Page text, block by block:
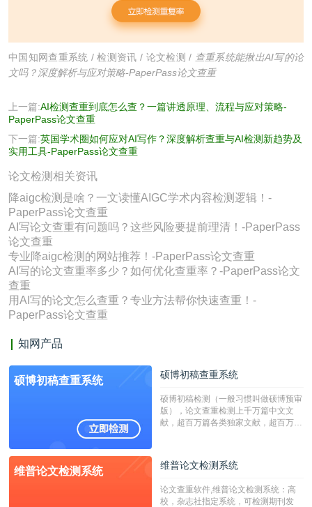
中国知网查重系统 /检测资讯 / 论文检测 / 查重系统能揪出AI写的论
文吗？深度解析与应对策略-PaperPass论文查重
上一篇:AI检测查重到底怎么查？一篇讲透原理、流程与应对策略-
PaperPass论文查重
下一篇:英国学术圈如何应对AI写作？深度解析查重与AI检测新趋势及
实用工具-PaperPass论文查重
论文检测相关资讯
降aigc检测是啥？一文读懂AIGC学术内容检测逻辑！-
PaperPass论文查重
AI写论文查重有问题吗？这些风险要提前理清！-PaperPass
论文查重
专业降aigc检测的网站推荐！-PaperPass论文查重
AI写的论文查重率多少？如何优化查重率？-PaperPass论文
查重
用AI写的论文怎么查重？专业方法帮你快速查重！-
PaperPass论文查重
知网产品
硕博初稿查重系统 硕博初稿查重系统
硕博初稿检测（一般习惯叫做硕博预审
版），论文查重检测上千万篇中文文
献，超百万篇各类独家文献，超百万港
校用来检测硕博论文的系统，检测范围
广，数据来源真实，检测算法合理!本
字符数30万）
维普论文检测系统 维普论文检测系统
论文查重软件,维普论文检测系统：高
校，杂志社指定系统，可检测期刊发